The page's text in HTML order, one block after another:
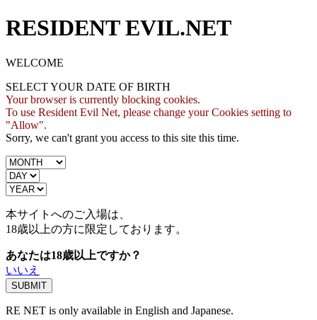
RESIDENT EVIL.NET
WELCOME
SELECT YOUR DATE OF BIRTH
Your browser is currently blocking cookies.
To use Resident Evil Net, please change your Cookies setting to
"Allow".
Sorry, we can't grant you access to this site this time.
本サイトへのご入場は、
18歳以上の方に限定しております。
あなたは18歳以上ですか？
いいえ
RE NET is only available in English and Japanese.